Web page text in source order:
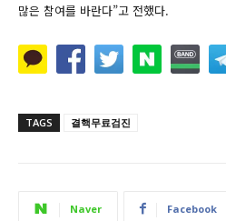
많은 참여를 바란다”고 전했다.
TAGS 결핵무료검진
Naver Facebook